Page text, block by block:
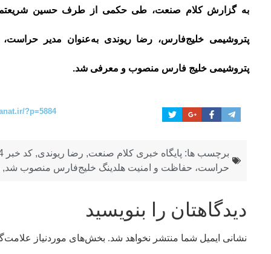
به گزارش کلام صنعت، طی حکمی از طرف حسین
پتروشیمی خلیج‌فارس، رضا ریوندی به‌عنوان مدیر
پتروشیمی ‌خلیج فارس منصوب و معرفی شد.
?p=5884
برچسب ها: پایگاه خبری کلام صنعت, رضا ریوندی, کد خبر 5884
حراست، حفاظت و امنیت هلدینگ خلیج‌فارس منصوب شد,
دیدگاهتان را بنویسید
نشانی ایمیل شما منتشر نخواهد شد. بخش‌های موردنیاز